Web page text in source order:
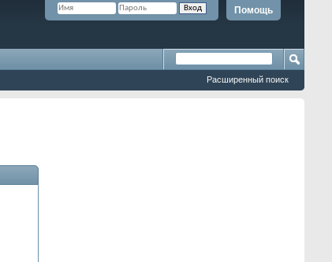
Помощь
Расширенный поиск